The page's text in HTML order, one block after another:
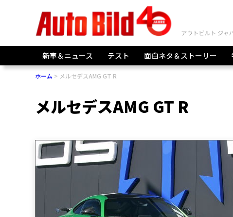
新車＆ニュース テスト 面白ネタ＆ストーリー
ホーム メルセデスAMG GT R
メルセデスAMG GT R